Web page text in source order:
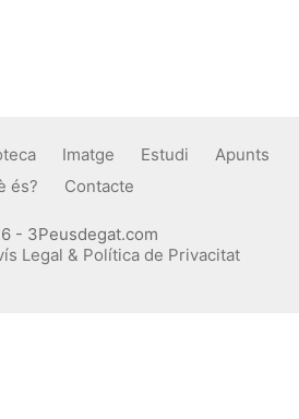
Imatge Estudi
Apunts
és?
Contacte
- 3Peusdegat.com
Legal & Política de Privacitat